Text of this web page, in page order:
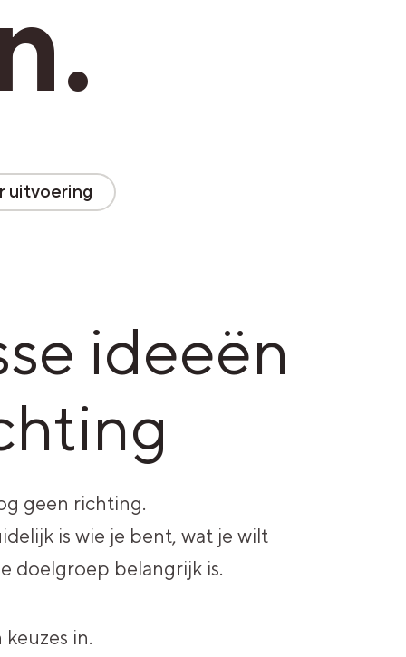
uitvoering
ideeën
geen richting.
is wie je bent, wat je wilt
doelgroep belangrijk is.
in.